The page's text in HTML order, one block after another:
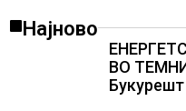
Најново
ВО